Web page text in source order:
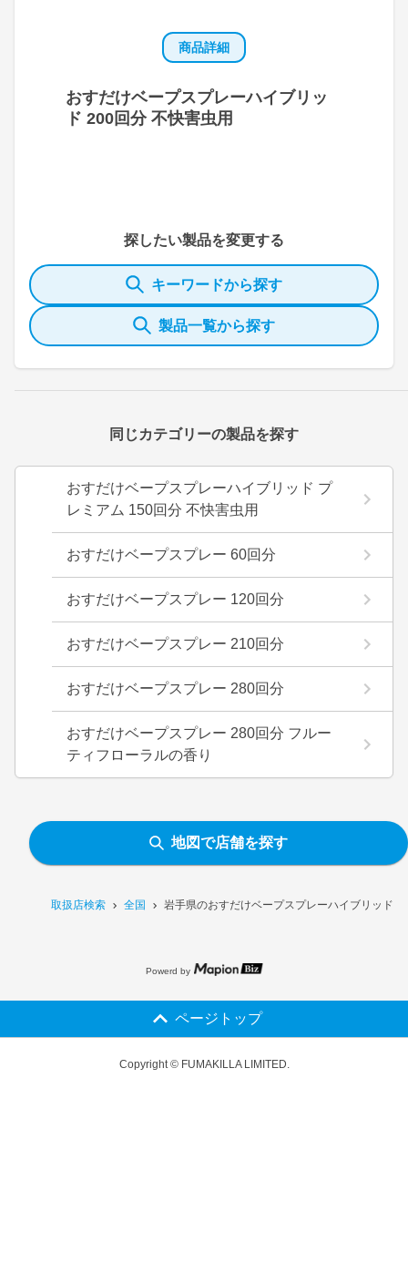
取扱店検索 全国 岩手県のおすだけベープスプレーハイブリッド
商品詳細
おすだけベープスプレーハイブリッ
ド 200回分 不快害虫用
探したい製品を変更する
キーワードから探す
製品一覧から探す
同じカテゴリーの製品を探す
おすだけベープスプレーハイブリッド プ
レミアム 150回分 不快害虫用
おすだけベープスプレー 60回分
おすだけベープスプレー 120回分
おすだけベープスプレー 210回分
おすだけベープスプレー 280回分
おすだけベープスプレー 280回分 フルー
ティフローラルの香り
地図で店舗を探す
Powerd by
ページトップ
Copyright © FUMAKILLA LIMITED.